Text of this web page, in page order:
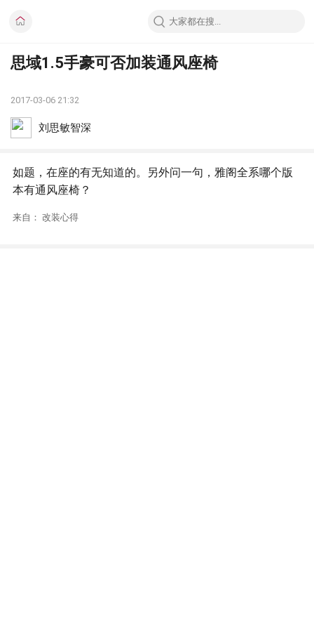
思域1.5手豪可否加装通风座椅
2017-03-06 21:32
刘思敏智深
如题，在座的有无知道的。另外问一句，雅阁全系哪个版
本有通风座椅？
来自： 改装心得